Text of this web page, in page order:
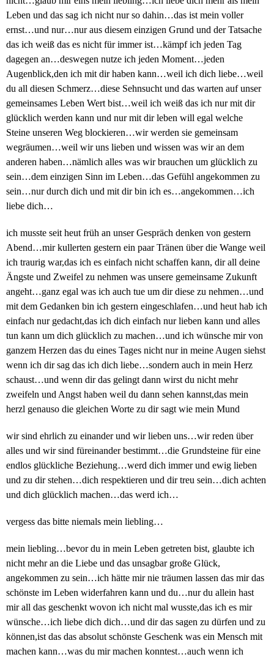
Leben und das sag ich nicht nur so dahin…das ist mein voller
ernst…und nur…nur aus diesem einzigen Grund und der Tatsache
das ich weiß das es nicht für immer ist…kämpf ich jeden Tag
dagegen an…deswegen nutze ich jeden Moment…jeden
Augenblick,den ich mit dir haben kann…weil ich dich liebe…weil
du all diesen Schmerz…diese Sehnsucht und das warten auf unser
gemeinsames Leben Wert bist…weil ich weiß das ich nur mit dir
glücklich werden kann und nur mit dir leben will egal welche
Steine unseren Weg blockieren…wir werden sie gemeinsam
wegräumen…weil wir uns lieben und wissen was wir an dem
anderen haben…nämlich alles was wir brauchen um glücklich zu
sein…dem einzigen Sinn im Leben…das Gefühl angekommen zu
sein…nur durch dich und mit dir bin ich es…angekommen…ich
liebe dich…
ich musste seit heut früh an unser Gespräch denken von gestern
Abend…mir kullerten gestern ein paar Tränen über die Wange weil
ich traurig war,das ich es einfach nicht schaffen kann, dir all deine
Ängste und Zweifel zu nehmen was unsere gemeinsame Zukunft
angeht…ganz egal was ich auch tue um dir diese zu nehmen…und
mit dem Gedanken bin ich gestern eingeschlafen…und heut hab ich
einfach nur gedacht,das ich dich einfach nur lieben kann und alles
tun kann um dich glücklich zu machen…und ich wünsche mir von
ganzem Herzen das du eines Tages nicht nur in meine Augen siehst
wenn ich dir sag das ich dich liebe…sondern auch in mein Herz
schaust…und wenn dir das gelingt dann wirst du nicht mehr
zweifeln und Angst haben weil du dann sehen kannst,das mein
herzl genauso die gleichen Worte zu dir sagt wie mein Mund
wir sind ehrlich zu einander und wir lieben uns…wir reden über
alles und wir sind füreinander bestimmt…die Grundsteine für eine
endlos glückliche Beziehung…werd dich immer und ewig lieben
und zu dir stehen…dich respektieren und dir treu sein…dich achten
und dich glücklich machen…das werd ich…
vergess das bitte niemals mein liebling…
mein liebling…bevor du in mein Leben getreten bist, glaubte ich
nicht mehr an die Liebe und das unsagbar große Glück,
angekommen zu sein…ich hätte mir nie träumen lassen das mir das
schönste im Leben widerfahren kann und du…nur du allein hast
mir all das geschenkt wovon ich nicht mal wusste,das ich es mir
wünsche…ich liebe dich dich…und dir das sagen zu dürfen und zu
können,ist das das absolut schönste Geschenk was ein Mensch mit
machen kann…was du mir machen konntest…auch wenn ich